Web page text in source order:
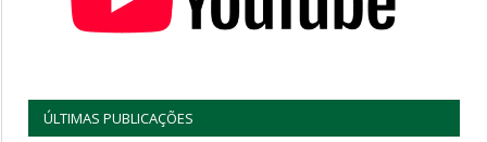
ÚLTIMAS PUBLICAÇÕES